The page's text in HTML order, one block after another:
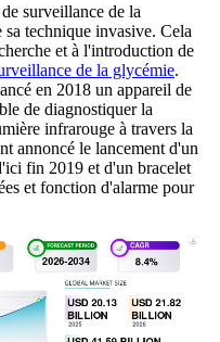
surveillance de la
technique invasive. Cela
et à l'introduction de
de la glycémie.
en 2018 un appareil de
de diagnostiquer la
infrarouge à travers la
annoncé le lancement d'un
fin 2019 et d'un bracelet
et fonction d'alarme pour